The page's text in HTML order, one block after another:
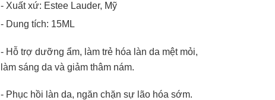
- Xuất xứ: Estee Lauder, Mỹ
- Dung tích: 15ML
- Hỗ trợ dưỡng ẩm, làm trẻ hóa làn da mệt mỏi,
làm sáng da và giảm thâm nám.
- Phục hồi làn da, ngăn chặn sự lão hóa sớm.